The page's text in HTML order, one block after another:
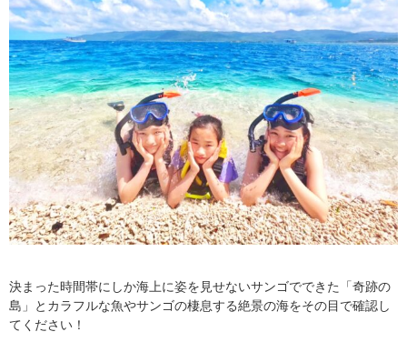
決まった時間帯にしか海上に姿を見せないサンゴでできた「奇跡の
島」とカラフルな魚やサンゴの棲息する絶景の海をその目で確認し
てください！